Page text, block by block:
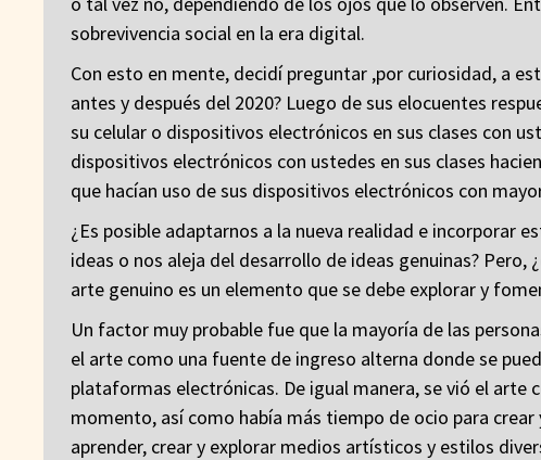
sobrevivencia social en la era digital.
Con esto en mente, decidí preguntar ,por curiosidad, a
antes y después del 2020? Luego de sus elocuentes
su celular o dispositivos electrónicos en sus clases con
dispositivos electrónicos con ustedes en sus clases
que hacían uso de sus dispositivos electrónicos con
¿Es posible adaptarnos a la nueva realidad e incorporar
ideas o nos aleja del desarrollo de ideas genuinas?
arte genuino es un elemento que se debe explorar y
Un factor muy probable fue que la mayoría de las
el arte como una fuente de ingreso alterna donde se
plataformas electrónicas. De igual manera, se vió el
momento, así como había más tiempo de ocio para
aprender, crear y explorar medios artísticos y estilos